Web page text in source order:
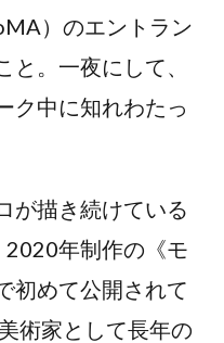
）のエントラン
と。一夜にして、
ク中に知れわたっ
が描き続けている
年制作の《モ
初めて公開されて
術家として長年の